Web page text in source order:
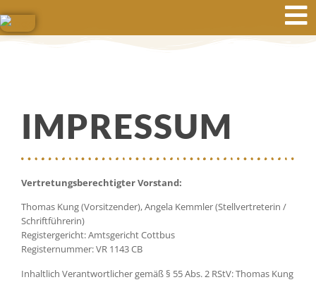
IMPRESSUM
Vertretungsberechtigter Vorstand:
Thomas Kung (Vorsitzender), Angela Kemmler (Stellvertreterin /
Schriftführerin)
Registergericht: Amtsgericht Cottbus
Registernummer: VR 1143 CB
Inhaltlich Verantwortlicher gemäß § 55 Abs. 2 RStV: Thomas Kung